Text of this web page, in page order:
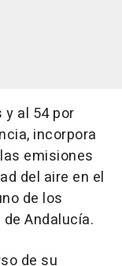
y al 54 por
incorpora
emisiones
del aire en el
de los
Andalucía.
de su